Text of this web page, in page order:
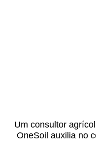
Um consultor
OneSoil auxilia no